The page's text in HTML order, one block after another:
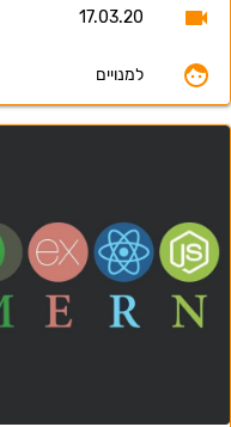
17.03.20
למנויים